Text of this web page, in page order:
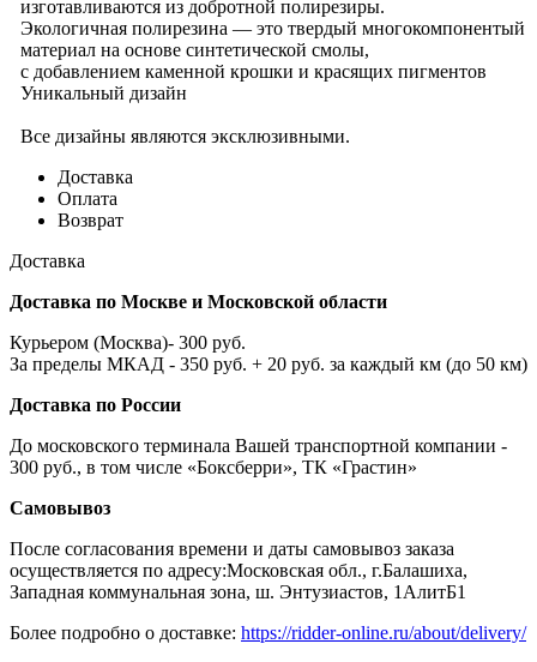
изготавливаются из добротной полирезиры.
Экологичная полирезина — это твердый многокомпонентый
материал на основе синтетической смолы,
с добавлением каменной крошки и красящих пигментов
Уникальный дизайн
Все дизайны являются эксклюзивными.
Доставка
Оплата
Возврат
Доставка
Доставка по Москве и Московской области
Курьером (Москва)- 300 руб.
За пределы МКАД - 350 руб. + 20 руб. за каждый км (до 50 км)
Доставка по России
До московского терминала Вашей транспортной компании -
300 руб., в том числе «Боксберри», ТК «Грастин»
Самовывоз
После согласования времени и даты самовывоз заказа
осуществляется по адресу:Московская обл., г.Балашиха,
Западная коммунальная зона, ш. Энтузиастов, 1АлитБ1
Более подробно о доставке: https://ridder-online.ru/about/delivery/